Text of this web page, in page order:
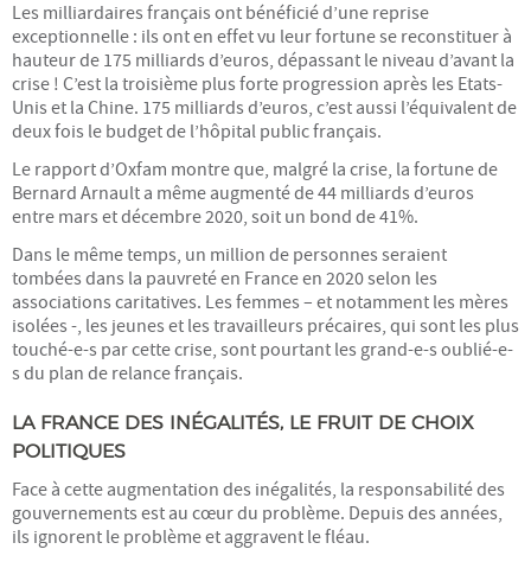
Les milliardaires français ont bénéficié d’une reprise
exceptionnelle : ils ont en effet vu leur fortune se reconstituer à
hauteur de 175 milliards d’euros, dépassant le niveau d’avant la
crise ! C’est la troisième plus forte progression après les Etats-
Unis et la Chine. 175 milliards d’euros, c’est aussi l’équivalent de
deux fois le budget de l’hôpital public français.
Le rapport d’Oxfam montre que, malgré la crise, la fortune de
Bernard Arnault a même augmenté de 44 milliards d’euros
entre mars et décembre 2020, soit un bond de 41%.
Dans le même temps, un million de personnes seraient
tombées dans la pauvreté en France en 2020 selon les
associations caritatives. Les femmes – et notamment les mères
isolées -, les jeunes et les travailleurs précaires, qui sont les plus
touché-e-s par cette crise, sont pourtant les grand-e-s oublié-e-
s du plan de relance français.
LA FRANCE DES INÉGALITÉS, LE FRUIT DE CHOIX
POLITIQUES
Face à cette augmentation des inégalités, la responsabilité des
gouvernements est au cœur du problème. Depuis des années,
ils ignorent le problème et aggravent le fléau.